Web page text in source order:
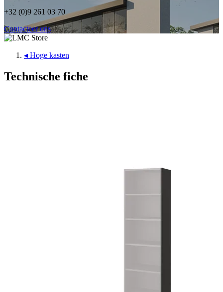
+32 (0)9 261 03 70
Contacteer ons
◂ Hoge kasten
Technische fiche